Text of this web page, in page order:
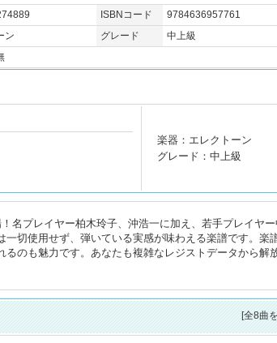
ISBNコード
9784636957761
ン グレード
中上級
楽器：エレクトーン
グレード：中上級
名プレイヤー柏木玲子、沖浩一に加え、若手プレイヤ
切使用せず、弾いている実感が味わえる楽譜です。楽
のも魅力です。あなたも複雑なレジストデータから解
[全8曲